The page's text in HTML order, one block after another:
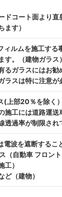
ドコート面より
ます）
ィルムを施工する
す。（建物ガラス）
るガラスにはお勧
ラスは特に注意が
(上部20％を除く
施工には道路運送
透過率が制限され
波を遮断するこ
（自動車 フロン
工）
ど（建物）